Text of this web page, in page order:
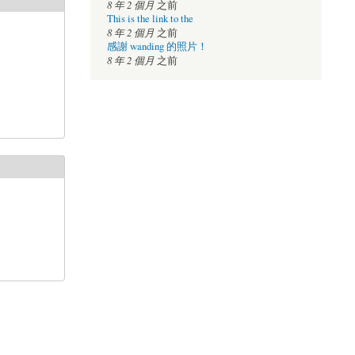
8 年 2 個月之前
This is the link to the
8 年 2 個月之前
感謝 wanding 的照片！
8 年 2 個月之前